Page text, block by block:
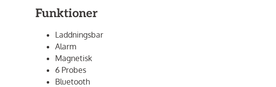
Funktioner
Laddningsbar
Alarm
Magnetisk
6 Probes
Bluetooth